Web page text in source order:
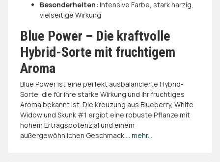
Besonderheiten: Intensive Farbe, stark harzig,
vielseitige Wirkung
Blue Power – Die kraftvolle
Hybrid-Sorte mit fruchtigem
Aroma
Blue Power ist eine perfekt ausbalancierte Hybrid-
Sorte, die für ihre starke Wirkung und ihr fruchtiges
Aroma bekannt ist. Die Kreuzung aus Blueberry, White
Widow und Skunk #1 ergibt eine robuste Pflanze mit
hohem Ertragspotenzial und einem
außergewöhnlichen Geschmack.... mehr...